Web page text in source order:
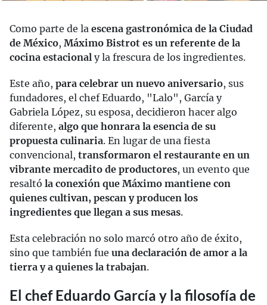
Como parte de la escena gastronómica de la Ciudad
de México, Máximo Bistrot es un referente de la
cocina estacional y la frescura de los ingredientes.
Este año, para celebrar un nuevo aniversario, sus
fundadores, el chef Eduardo, "Lalo", García y
Gabriela López, su esposa, decidieron hacer algo
diferente, algo que honrara la esencia de su
propuesta culinaria. En lugar de una fiesta
convencional, transformaron el restaurante en un
vibrante mercadito de productores, un evento que
resaltó la conexión que Máximo mantiene con
quienes cultivan, pescan y producen los
ingredientes que llegan a sus mesas.
Esta celebración no solo marcó otro año de éxito,
sino que también fue una declaración de amor a la
tierra y a quienes la trabajan.
El chef Eduardo García y la filosofía de